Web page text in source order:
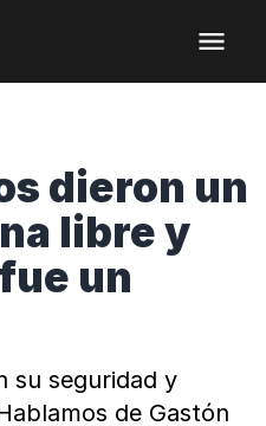
dieron un
libre y
un
su seguridad y
de Gastón